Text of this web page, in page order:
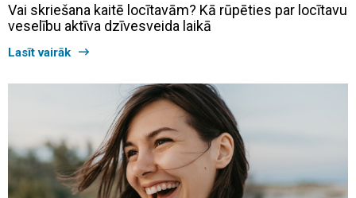
Vai skriešana kaitē locītavām? Kā rūpēties par locītavu
veselību aktīva dzīvesveida laikā
Lasīt vairāk